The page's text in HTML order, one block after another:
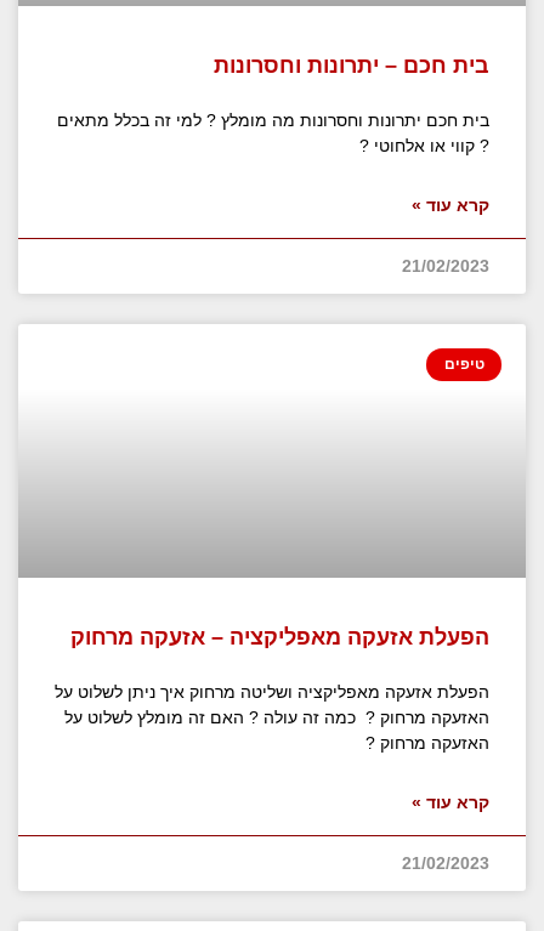
בית חכם – יתרונות וחסרונות
בית חכם יתרונות וחסרונות מה מומלץ ? למי זה בכלל מתאים
? קווי או אלחוטי ?
קרא עוד »
21/02/2023
טיפים
הפעלת אזעקה מאפליקציה – אזעקה מרחוק
הפעלת אזעקה מאפליקציה ושליטה מרחוק איך ניתן לשלוט על
האזעקה מרחוק ? כמה זה עולה ? האם זה מומלץ לשלוט על
האזעקה מרחוק ?
קרא עוד »
21/02/2023